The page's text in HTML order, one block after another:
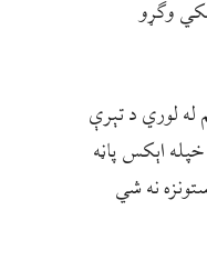
وګړو
له لوري د تېرې
اېکس پاڼه
نه شي